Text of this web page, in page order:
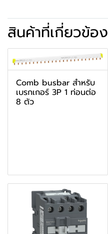
สินค้าที่เกี่ยวข้อง
Comb busbar สำหรับ
เบรกเกอร์ 3P 1 ท่อนต่อ
8 ตัว